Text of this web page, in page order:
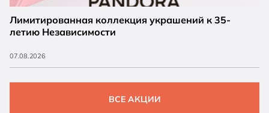
Лимитированная коллекция украшений к 35-
летию Независимости
07.08.2026
ВСЕ АКЦИИ